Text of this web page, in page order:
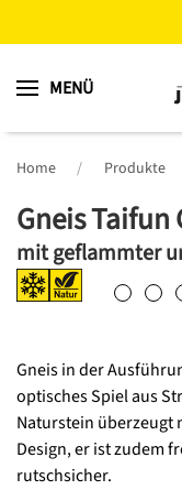
Hauptinhalt
MENÜ
Home Produkte
Gneis Taifun
mit geflammter
Gneis in der
optisches Spiel aus
Naturstein überzeugt
Design, er ist zudem
rutschsicher.